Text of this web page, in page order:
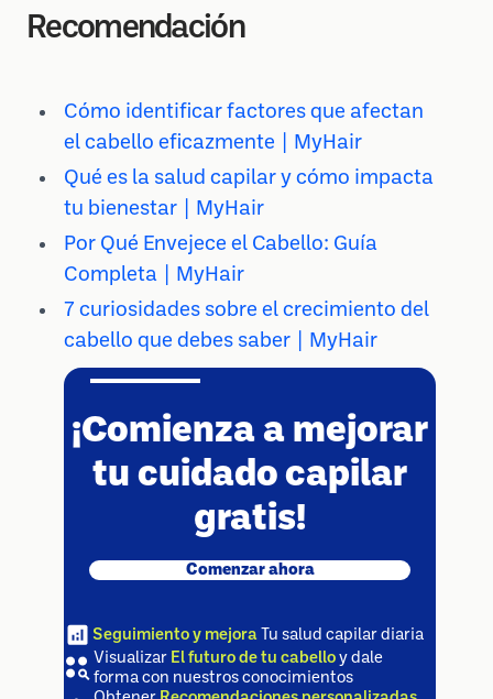
Recomendación
Cómo identificar factores que afectan
el cabello eficazmente | MyHair
Qué es la salud capilar y cómo impacta
tu bienestar | MyHair
Por Qué Envejece el Cabello: Guía
Completa | MyHair
7 curiosidades sobre el crecimiento del
cabello que debes saber | MyHair
¡Comienza a mejorar
tu cuidado capilar
gratis!
Comenzar ahora
Seguimiento y mejora Tu salud capilar diaria
Visualizar El futuro de tu cabello y dale
forma con nuestros conocimientos